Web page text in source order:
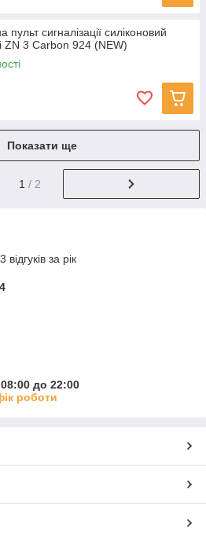
пульт сигналізації силіконовий
ZN 3 Carbon 924 (NEW)
Показати ще
1 / 2
за рік
до 22:00
роботи